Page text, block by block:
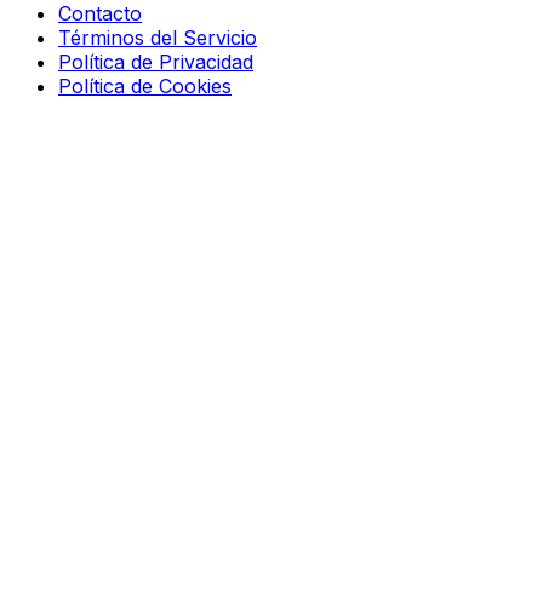
Contacto
Términos del Servicio
Política de Privacidad
Política de Cookies